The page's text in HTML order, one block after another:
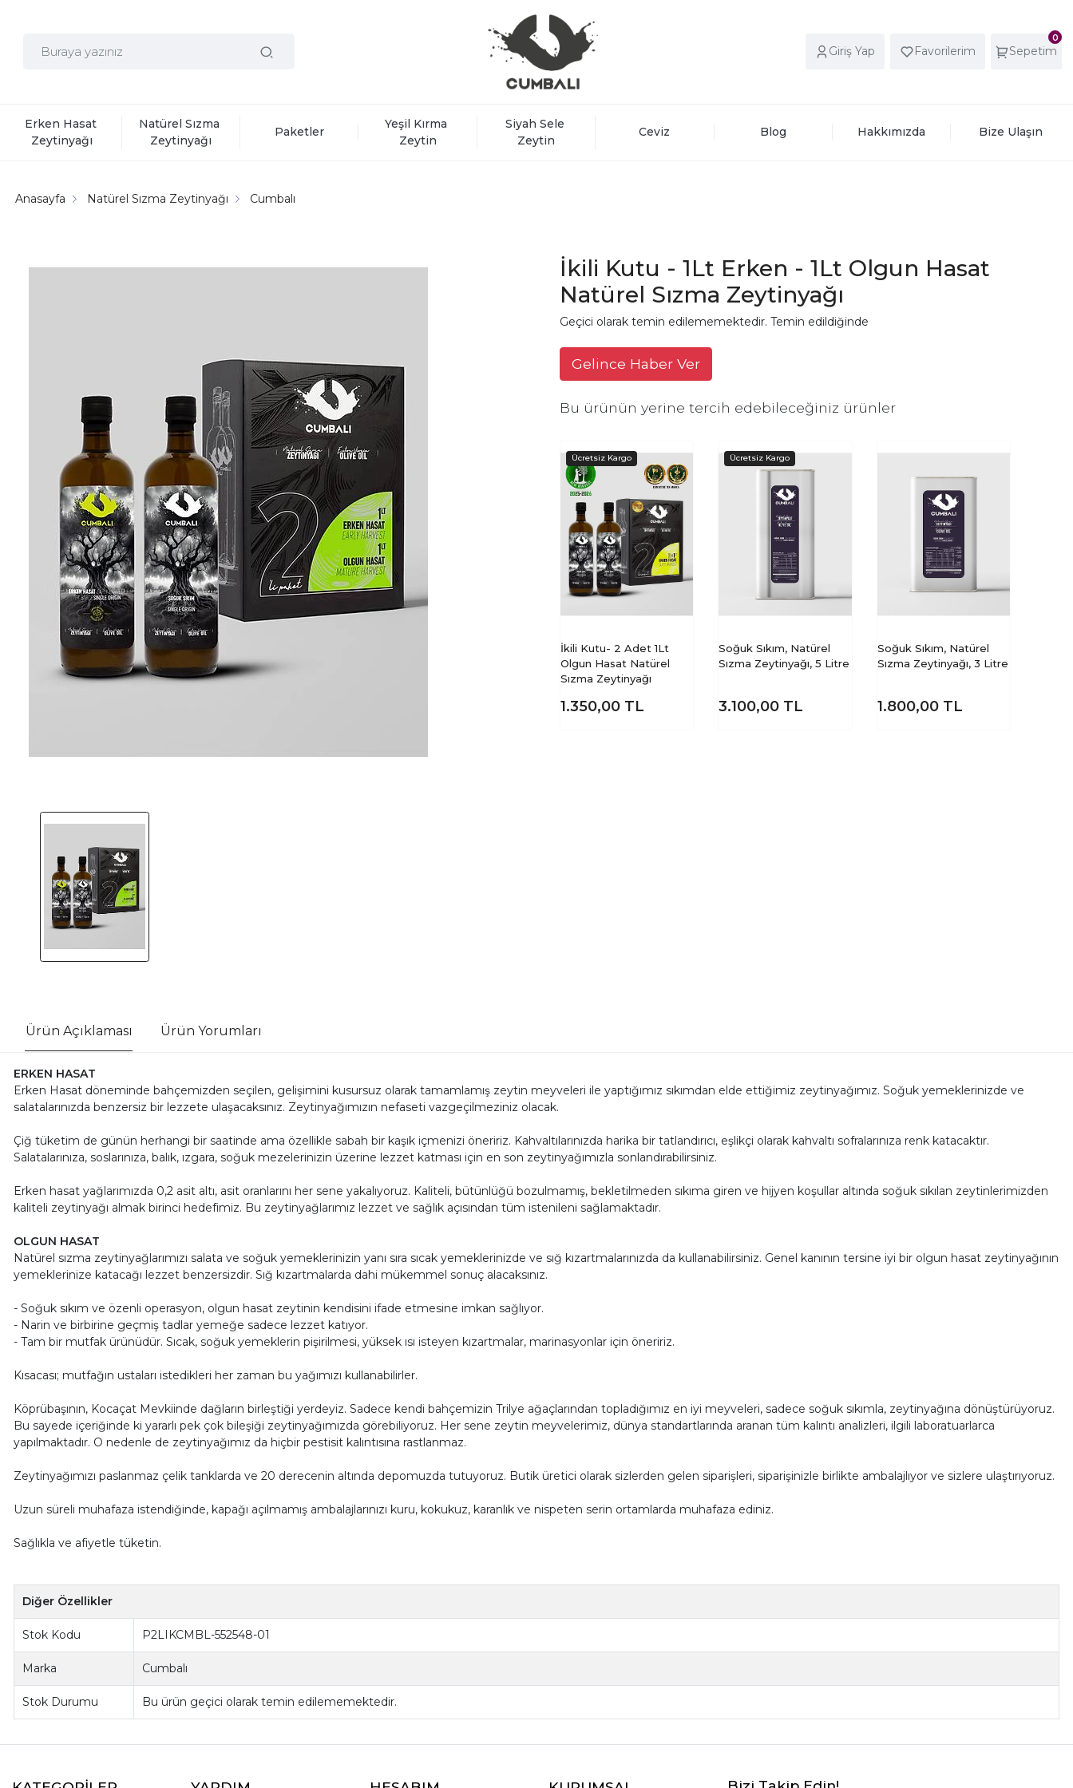
Giriş Yap Favorilerim
0
Sepetim
Erken Hasat
Zeytinyağı
Natürel Sızma
Zeytinyağı
Paketler
Yeşil Kırma
Zeytin
Siyah Sele
Zeytin
Ceviz Blog Hakkımızda Bize Ulaşın
Anasayfa Natürel Sızma Zeytinyağı Cumbalı
İkili Kutu - 1Lt Erken - 1Lt Olgun Hasat
Natürel Sızma Zeytinyağı
Geçici olarak temin edilememektedir. Temin edildiğinde
Gelince Haber Ver
Bu ürünün yerine tercih edebileceğiniz ürünler
İkili Kutu- 2 Adet 1Lt
Olgun Hasat Natürel
Sızma Zeytinyağı
1.350,00 TL
Soğuk Sıkım, Natürel
Sızma Zeytinyağı, 5 Litre
3.100,00 TL
Soğuk Sıkım, Natürel
Sızma Zeytinyağı, 3 Litre
1.800,00 TL
Ürün Açıklaması Ürün Yorumları
ERKEN HASAT
Erken Hasat döneminde bahçemizden seçilen, gelişimini kusursuz olarak tamamlamış zeytin meyveleri ile yaptığımız sıkımdan elde ettiğimiz zeytinyağımız. Soğuk yemeklerinizde ve
salatalarınızda benzersiz bir lezzete ulaşacaksınız. Zeytinyağımızın nefaseti vazgeçilmeziniz olacak.
Çiğ tüketim de günün herhangi bir saatinde ama özellikle sabah bir kaşık içmenizi öneririz. Kahvaltılarınızda harika bir tatlandırıcı, eşlikçi olarak kahvaltı sofralarınıza renk katacaktır.
Salatalarınıza, soslarınıza, balık, ızgara, soğuk mezelerinizin üzerine lezzet katması için en son zeytinyağımızla sonlandırabilirsiniz.
Erken hasat yağlarımızda 0,2 asit altı, asit oranlarını her sene yakalıyoruz. Kaliteli, bütünlüğü bozulmamış, bekletilmeden sıkıma giren ve hijyen koşullar altında soğuk sıkılan zeytinlerimizden
kaliteli zeytinyağı almak birinci hedefimiz. Bu zeytinyağlarımız lezzet ve sağlık açısından tüm istenileni sağlamaktadır.
OLGUN HASAT
Natürel sızma zeytinyağlarımızı salata ve soğuk yemeklerinizin yanı sıra sıcak yemeklerinizde ve sığ kızartmalarınızda da kullanabilirsiniz. Genel kanının tersine iyi bir olgun hasat zeytinyağının
yemeklerinize katacağı lezzet benzersizdir. Sığ kızartmalarda dahi mükemmel sonuç alacaksınız.
- Soğuk sıkım ve özenli operasyon, olgun hasat zeytinin kendisini ifade etmesine imkan sağlıyor.
- Narin ve birbirine geçmiş tadlar yemeğe sadece lezzet katıyor.
- Tam bir mutfak ürünüdür. Sıcak, soğuk yemeklerin pişirilmesi, yüksek ısı isteyen kızartmalar, marinasyonlar için öneririz.
Kısacası; mutfağın ustaları istedikleri her zaman bu yağımızı kullanabilirler.
Köprübaşının, Kocaçat Mevkiinde dağların birleştiği yerdeyiz. Sadece kendi bahçemizin Trilye ağaçlarından topladığımız en iyi meyveleri, sadece soğuk sıkımla, zeytinyağına dönüştürüyoruz.
Bu sayede içeriğinde ki yararlı pek çok bileşiği zeytinyağımızda görebiliyoruz. Her sene zeytin meyvelerimiz, dünya standartlarında aranan tüm kalıntı analizleri, ilgili laboratuarlarca
yapılmaktadır. O nedenle de zeytinyağımız da hiçbir pestisit kalıntısına rastlanmaz.
Zeytinyağımızı paslanmaz çelik tanklarda ve 20 derecenin altında depomuzda tutuyoruz. Butik üretici olarak sizlerden gelen siparişleri, siparişinizle birlikte ambalajlıyor ve sizlere ulaştırıyoruz.
Uzun süreli muhafaza istendiğinde, kapağı açılmamış ambalajlarınızı kuru, kokukuz, karanlık ve nispeten serin ortamlarda muhafaza ediniz.
Sağlıkla ve afiyetle tüketin.
Diğer Özellikler
Stok Kodu P2LIKCMBL-552548-01
Marka Cumbalı
Stok Durumu Bu ürün geçici olarak temin edilememektedir.